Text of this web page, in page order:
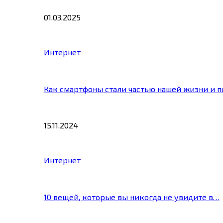
01.03.2025
Интернет
Как смартфоны стали частью нашей жизни и
15.11.2024
Интернет
10 вещей, которые вы никогда не увидите в…